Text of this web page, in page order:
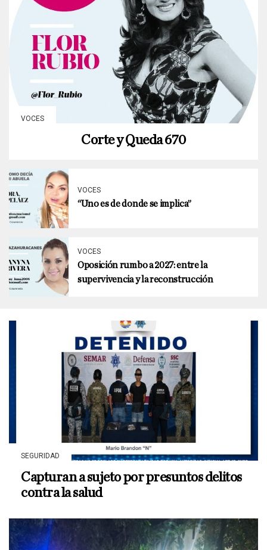
VOCES
Corte y Queda 670
VOCES
“Uno es de donde se implica”
VOCES
Oposición rumbo a 2027: entre la
supervivencia y la reconstrucción
SEGURIDAD
Capturan a sujeto por presuntos delitos
contra la salud